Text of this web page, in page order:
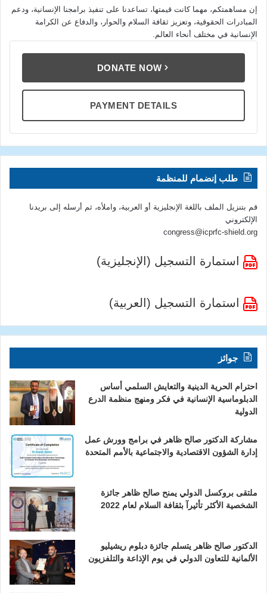
إن مساهمتكم، مهما كانت قيمتها، تساعدنا على تنفيذ برامجنا الإنسانية، ودعم
المبادرات الحقوقية، وتعزيز ثقافة السلام والحوار، والدفاع عن الكرامة
الإنسانية في مختلف أنحاء العالم.
DONATE NOW
PAYMENT DETAILS
طلب إنضمام للمنظمة
قم بتنزيل الملف باللغة الإنجليزية أو العربية، واملأه، ثم أرسله إلى بريدنا
الإلكتروني
congress@icprfc-shield.org
استمارة التسجيل (الإنجليزية)
استمارة التسجيل (العربية)
جوائز
احترام الحرية الدينية والتعايش السلمي أساس
الدبلوماسية الإنسانية في فكر ومنهج منظمة الدرع
الدولية
مشاركة الدكتور صالح ظاهر في برامج وورش عمل
إدارة الشؤون الاقتصادية والاجتماعية بالأمم المتحدة
ملتقى بروكسل الدولي يمنح صالح ظاهر جائزة
الشخصية الأكثر تأثيرآ بثقافة السلام لعام 2022
الدكتور صالح ظاهر يتسلم جائزة دبلوم ريشيليو
الألمانية للتعاون الدولي في يوم الإذاعة والتلفزيون